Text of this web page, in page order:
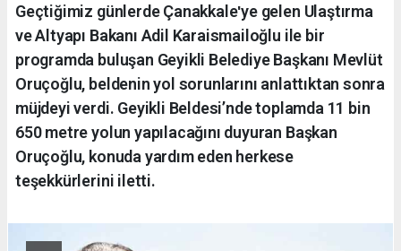
Geçtiğimiz günlerde Çanakkaleʹye gelen Ulaştırma
ve Altyapı Bakanı Adil Karaismailoğlu ile bir
programda buluşan Geyikli Belediye Başkanı Mevlüt
Oruçoğlu, beldenin yol sorunlarını anlattıktan sonra
müjdeyi verdi. Geyikli Beldesi’nde toplamda 11 bin
650 metre yolun yapılacağını duyuran Başkan
Oruçoğlu, konuda yardım eden herkese
teşekkürlerini iletti.